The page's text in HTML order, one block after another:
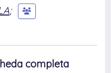
;
completa